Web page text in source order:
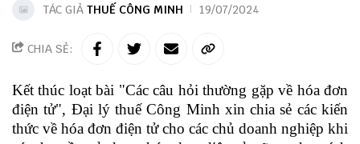
TÁC GIẢ THUẾ CÔNG MINH 19/07/2024
CHIA SẺ:
Kết thúc loạt bài "Các câu hỏi thường gặp về hóa đơn
điện tử", Đại lý thuế Công Minh xin chia sẻ các kiến
thức về hóa đơn điện tử cho các chủ doanh nghiệp khi